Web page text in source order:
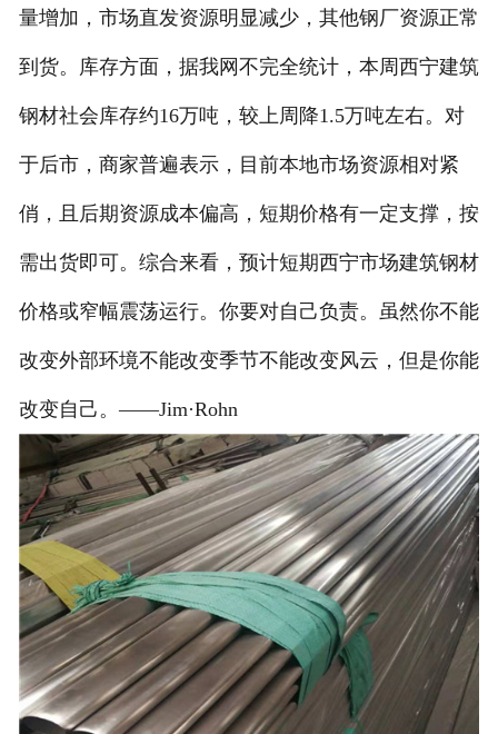
量增加，市场直发资源明显减少，其他钢厂资源正常
到货。库存方面，据我网不完全统计，本周西宁建筑
钢材社会库存约16万吨，较上周降1.5万吨左右。对
于后市，商家普遍表示，目前本地市场资源相对紧
俏，且后期资源成本偏高，短期价格有一定支撑，按
需出货即可。综合来看，预计短期西宁市场建筑钢材
价格或窄幅震荡运行。你要对自己负责。虽然你不能
改变外部环境不能改变季节不能改变风云，但是你能
改变自己。——Jim·Rohn